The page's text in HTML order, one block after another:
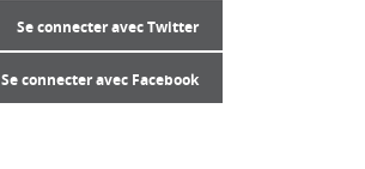
Se connecter avec Twitter
Se connecter avec Facebook